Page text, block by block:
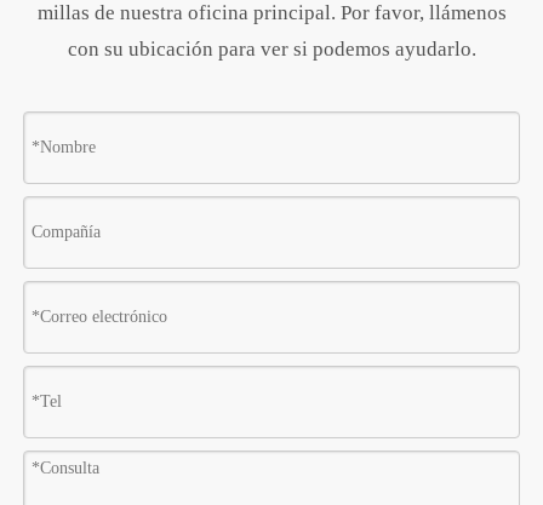
millas de nuestra oficina principal. Por favor, llámenos
con su ubicación para ver si podemos ayudarlo.